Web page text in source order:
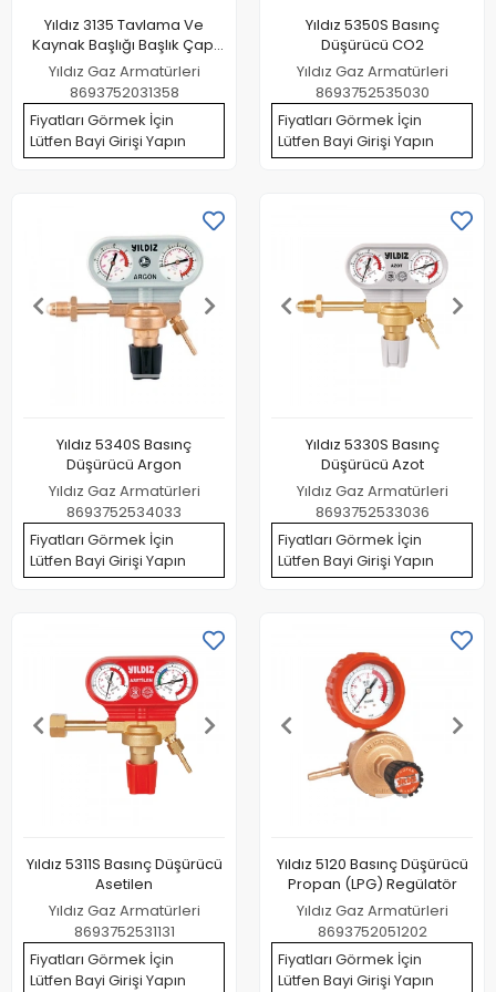
Yıldız 3135 Tavlama Ve
Kaynak Başlığı Başlık Çapı
35 mm
Yıldız Gaz Armatürleri
8693752031358
Fiyatları Görmek İçin
Lütfen Bayi Girişi Yapın
Yıldız 5350S Basınç
Düşürücü CO2
Yıldız Gaz Armatürleri
8693752535030
Fiyatları Görmek İçin
Lütfen Bayi Girişi Yapın
Yıldız 5340S Basınç
Düşürücü Argon
Yıldız Gaz Armatürleri
8693752534033
Fiyatları Görmek İçin
Lütfen Bayi Girişi Yapın
Yıldız 5330S Basınç
Düşürücü Azot
Yıldız Gaz Armatürleri
8693752533036
Fiyatları Görmek İçin
Lütfen Bayi Girişi Yapın
Yıldız 5311S Basınç Düşürücü
Asetilen
Yıldız Gaz Armatürleri
8693752531131
Fiyatları Görmek İçin
Lütfen Bayi Girişi Yapın
Yıldız 5120 Basınç Düşürücü
Propan (LPG) Regülatör
Yıldız Gaz Armatürleri
8693752051202
Fiyatları Görmek İçin
Lütfen Bayi Girişi Yapın